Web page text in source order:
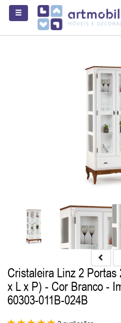
Cristaleira Linz 2 Portas
x L x P) - Cor Branco -
60303-011B-024B